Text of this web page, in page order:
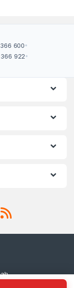
, optical, white, up
600•
922•